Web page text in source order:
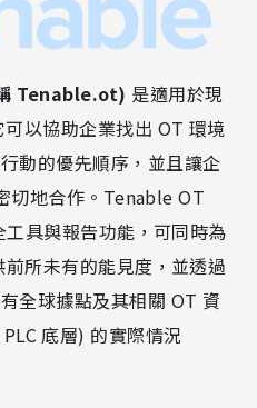
Tenable.ot) 是適用於現
以協助企業找出 OT 環境
動的優先順序，並且讓企
切地合作。Tenable OT
具與報告功能，可同時為
所未有的能見度，並透過
全球據點及其相關 OT 資
底層) 的實際情況